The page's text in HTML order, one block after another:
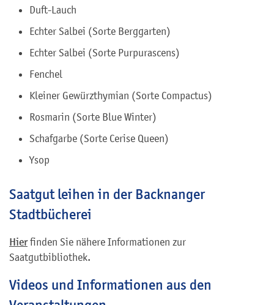
Duft-Lauch
Echter Salbei (Sorte Berggarten)
Echter Salbei (Sorte Purpurascens)
Fenchel
Kleiner Gewürzthymian (Sorte Compactus)
Rosmarin (Sorte Blue Winter)
Schafgarbe (Sorte Cerise Queen)
Ysop
Saatgut leihen in der Backnanger
Stadtbücherei
Hierfinden Sie nähere Informationen zur
Saatgutbibliothek.
Videos und Informationen aus den